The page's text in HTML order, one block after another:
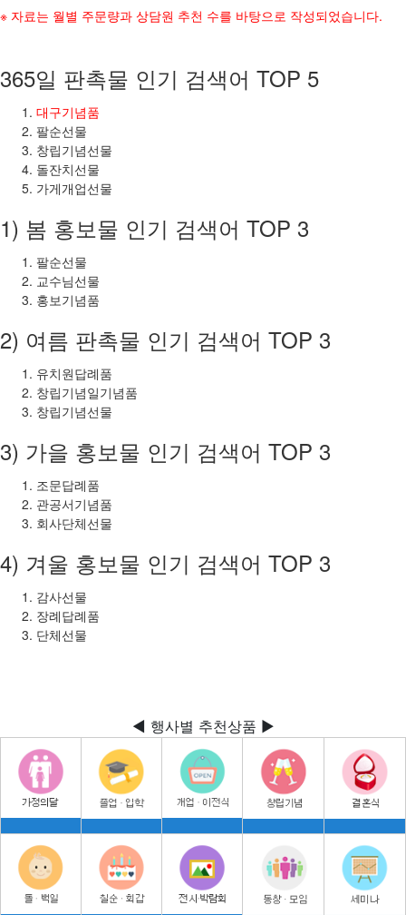
※ 자료는 월별 주문량과 상담원 추천 수를 바탕으로 작성되었습니다.
365일 판촉물 인기 검색어 TOP 5
대구기념품
팔순선물
창립기념선물
돌잔치선물
가게개업선물
1) 봄 홍보물 인기 검색어 TOP 3
팔순선물
교수님선물
홍보기념품
2) 여름 판촉물 인기 검색어 TOP 3
유치원답례품
창립기념일기념품
창립기념선물
3) 가을 홍보물 인기 검색어 TOP 3
조문답례품
관공서기념품
회사단체선물
4) 겨울 홍보물 인기 검색어 TOP 3
감사선물
장례답례품
단체선물
◀ 행사별 추천상품 ▶